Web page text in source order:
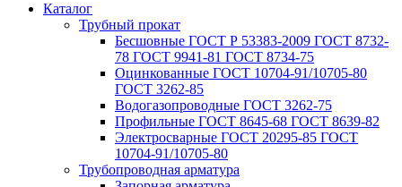
Каталог
Трубный прокат
Беcшовные ГОСТ Р 53383-2009 ГОСТ 8732-
78 ГОСТ 9941-81 ГОСТ 8734-75
Оцинкованные ГОСТ 10704-91/10705-80
ГОСТ 3262-85
Водогазопроводные ГОСТ 3262-75
Профильные ГОСТ 8645-68 ГОСТ 8639-82
Электросварные ГОСТ 20295-85 ГОСТ
10704-91/10705-80
Трубопроводная арматура